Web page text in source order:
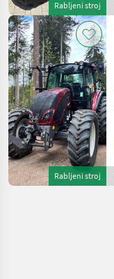
Rabljeni stroj
Rabljeni stroj